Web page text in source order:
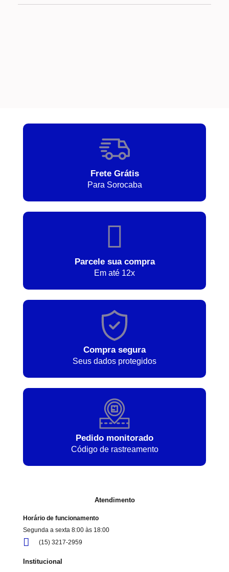
Frete Grátis
Para Sorocaba
Parcele sua compra
Em até 12x
Compra segura
Seus dados protegidos
Pedido monitorado
Código de rastreamento
Atendimento
Horário de funcionamento
Segunda a sexta 8:00 às 18:00
(15) 3217-2959
Institucional